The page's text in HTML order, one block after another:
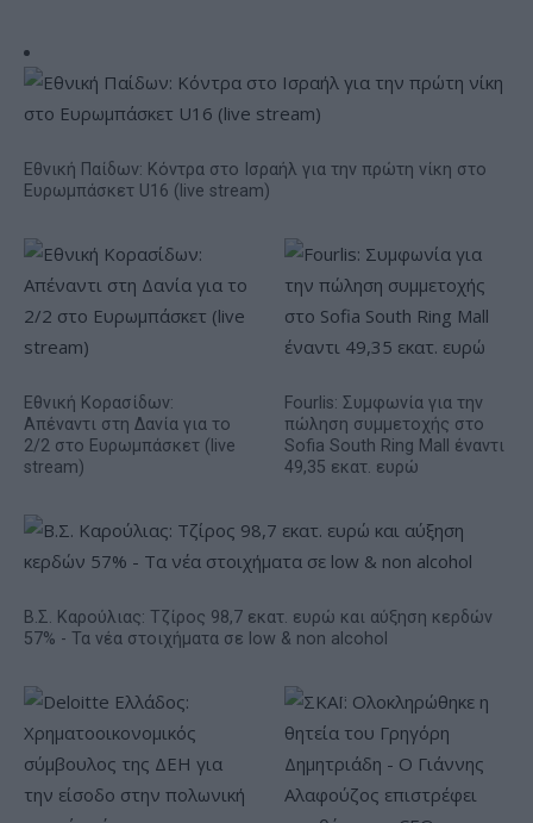
Εθνική Παίδων: Κόντρα στο Ισραήλ για την πρώτη νίκη στο
Ευρωμπάσκετ U16 (live stream)
Εθνική Κορασίδων:
Απέναντι στη Δανία για το
2/2 στο Ευρωμπάσκετ (live
stream)
Fourlis: Συμφωνία για την
πώληση συμμετοχής στο
Sofia South Ring Mall έναντι
49,35 εκατ. ευρώ
Β.Σ. Καρούλιας: Τζίρος 98,7 εκατ. ευρώ και αύξηση κερδών
57% - Τα νέα στοιχήματα σε low & non alcohol